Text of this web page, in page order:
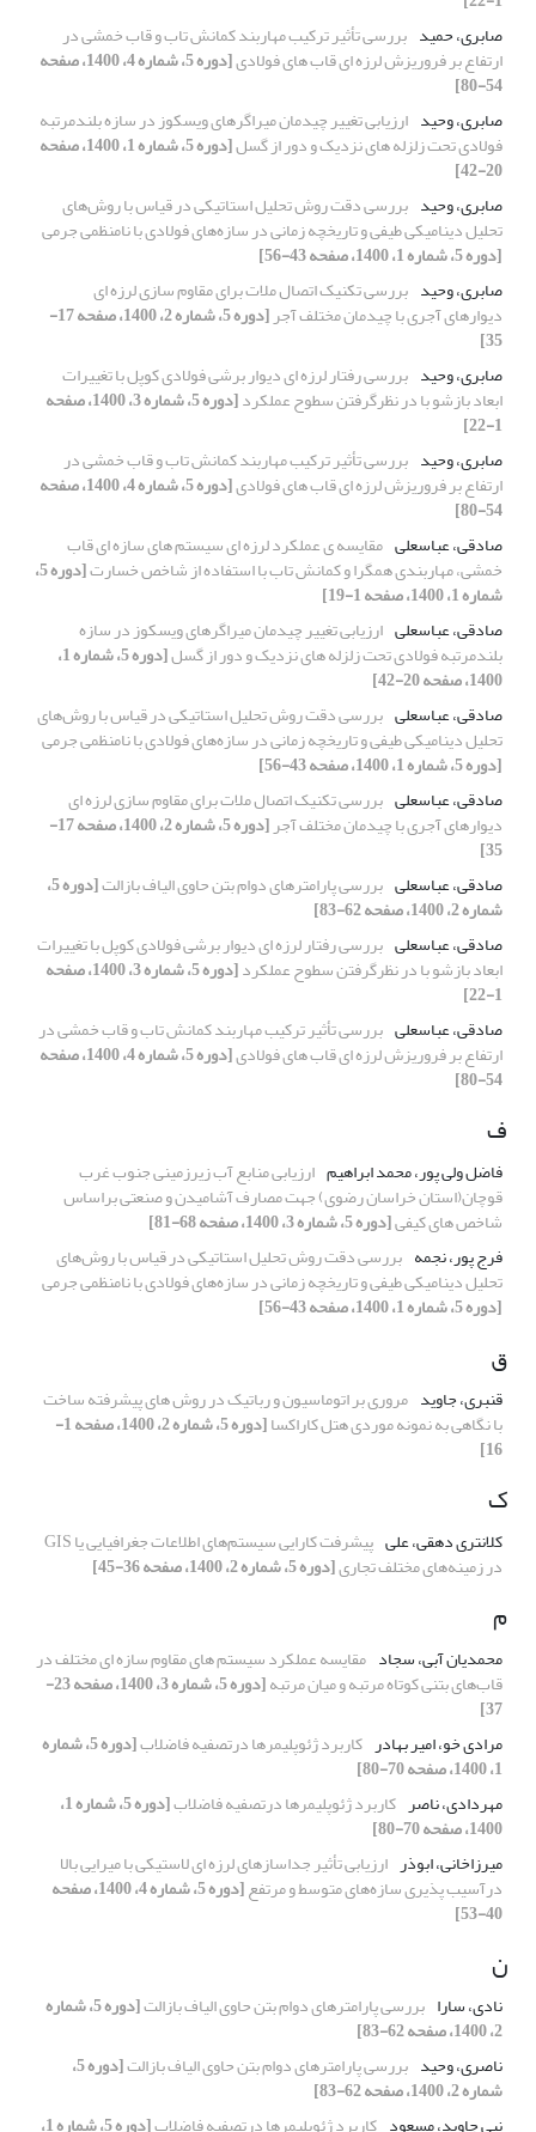
صابری، حمید بررسی تأثیر ترکیب مهاربند کمانش تاب و قاب خمشی در
ارتفاع بر فروریزش لرزه ای قاب های فولادی [دوره 5، شماره 4، 1400، صفحه
54-80]
صابری، وحید ارزیابی تغییر چیدمان میراگرهای ویسکوز در سازه‌ بلندمرتبه
فولادی تحت زلزله های نزدیک و دور از گسل [دوره 5، شماره 1، 1400، صفحه
20-42]
صابری، وحید بررسی دقت روش تحلیل استاتیکی در قیاس با روش‌های
تحلیل دینامیکی طیفی و تاریخچه زمانی در سازه‌های فولادی با نامنظمی جرمی
[دوره 5، شماره 1، 1400، صفحه 43-56]
صابری، وحید بررسی تکنیک اتصال ملات برای مقاوم سازی لرزه ای
دیوارهای آجری با چیدمان مختلف آجر [دوره 5، شماره 2، 1400، صفحه 17-
35]
صابری، وحید بررسی رفتار لرزه ای دیوار برشی فولادی کوپل با تغییرات
ابعاد بازشو با در نظرگرفتن سطوح عملکرد [دوره 5، شماره 3، 1400، صفحه
1-22]
صابری، وحید بررسی تأثیر ترکیب مهاربند کمانش تاب و قاب خمشی در
ارتفاع بر فروریزش لرزه ای قاب های فولادی [دوره 5، شماره 4، 1400، صفحه
54-80]
صادقی، عباسعلی مقایسه ی عملکرد لرزه ای سیستم های سازه ای قاب
خمشی، مهاربندی همگرا و کمانش تاب با استفاده از شاخص خسارت [دوره 5،
شماره 1، 1400، صفحه 1-19]
صادقی، عباسعلی ارزیابی تغییر چیدمان میراگرهای ویسکوز در سازه‌
بلندمرتبه فولادی تحت زلزله های نزدیک و دور از گسل [دوره 5، شماره 1،
1400، صفحه 20-42]
صادقی، عباسعلی بررسی دقت روش تحلیل استاتیکی در قیاس با روش‌های
تحلیل دینامیکی طیفی و تاریخچه زمانی در سازه‌های فولادی با نامنظمی جرمی
[دوره 5، شماره 1، 1400، صفحه 43-56]
صادقی، عباسعلی بررسی تکنیک اتصال ملات برای مقاوم سازی لرزه ای
دیوارهای آجری با چیدمان مختلف آجر [دوره 5، شماره 2، 1400، صفحه 17-
35]
صادقی، عباسعلی بررسی پارامترهای دوام بتن‌ حاوی الیاف بازالت [دوره 5،
شماره 2، 1400، صفحه 62-83]
صادقی، عباسعلی بررسی رفتار لرزه ای دیوار برشی فولادی کوپل با تغییرات
ابعاد بازشو با در نظرگرفتن سطوح عملکرد [دوره 5، شماره 3، 1400، صفحه
1-22]
صادقی، عباسعلی بررسی تأثیر ترکیب مهاربند کمانش تاب و قاب خمشی در
ارتفاع بر فروریزش لرزه ای قاب های فولادی [دوره 5، شماره 4، 1400، صفحه
54-80]
ف
فاضل ولی پور، محمد ابراهیم ارزیابی منابع آب زیرزمینی جنوب غرب
قوچان(استان خراسان رضوی) جهت مصارف آشامیدن و صنعتی براساس
شاخص های کیفی[دوره 5، شماره 3، 1400، صفحه 68-81]
فرج پور، نجمه بررسی دقت روش تحلیل استاتیکی در قیاس با روش‌های
تحلیل دینامیکی طیفی و تاریخچه زمانی در سازه‌های فولادی با نامنظمی جرمی
[دوره 5، شماره 1، 1400، صفحه 43-56]
ق
قنبری، جاوید مروری بر اتوماسیون و رباتیک در روش های پیشرفته ساخت
با نگاهی به نمونه موردی هتل کاراکسا [دوره 5، شماره 2، 1400، صفحه 1-
16]
ک
کلانتری دهقی، علی پیشرفت کارایی سیستم‌های اطلاعات جغرافیایی یا GIS
در زمینه‌های مختلف تجاری[دوره 5، شماره 2، 1400، صفحه 36-45]
م
محمدیان آبی، سجاد مقایسه عملکرد سیستم های مقاوم سازه ای مختلف در
قاب‌های بتنی کوتاه مرتبه و میان مرتبه [دوره 5، شماره 3، 1400، صفحه 23-
37]
مرادی خو، امیر بهادر کاربرد ژئوپلیمرها درتصفیه فاضلاب [دوره 5، شماره
1، 1400، صفحه 70-80]
مهردادی، ناصر کاربرد ژئوپلیمرها درتصفیه فاضلاب [دوره 5، شماره 1،
1400، صفحه 70-80]
میرزاخانی، ابوذر ارزیابی تأثیر ﺟﺪاﺳﺎزهای ﻟﺮزه ای لاستیکی ﺑﺎ ﻣﯿﺮاﯾﯽ ﺑﺎﻻ
درآسیب پذیری سازه‌های متوسط و مرتفع [دوره 5، شماره 4، 1400، صفحه
40-53]
ن
نادی، سارا بررسی پارامترهای دوام بتن‌ حاوی الیاف بازالت [دوره 5، شماره
2، 1400، صفحه 62-83]
ناصری، وحید بررسی پارامترهای دوام بتن‌ حاوی الیاف بازالت [دوره 5،
شماره 2، 1400، صفحه 62-83]
نبی جاوید، مسعود کاربرد ژئوپلیمرها درتصفیه فاضلاب [دوره 5، شماره 1،